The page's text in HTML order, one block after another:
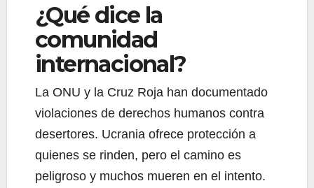
¿Qué dice la
comunidad
internacional?
La ONU y la Cruz Roja han documentado
violaciones de derechos humanos contra
desertores. Ucrania ofrece protección a
quienes se rinden, pero el camino es
peligroso y muchos mueren en el intento.